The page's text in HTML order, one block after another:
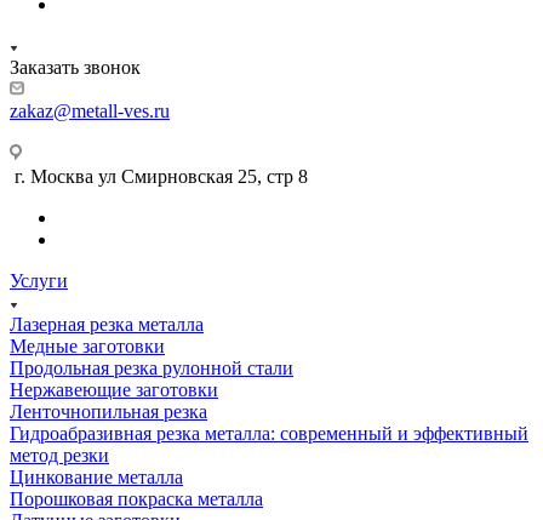
Заказать звонок
zakaz@metall-ves.ru
г. Москва ул Смирновская 25, стр 8
Услуги
Лазерная резка металла
Медные заготовки
Продольная резка рулонной стали
Нержавеющие заготовки
Ленточнопильная резка
Гидроабразивная резка металла: современный и эффективный
метод резки
Цинкование металла
Порошковая покраска металла